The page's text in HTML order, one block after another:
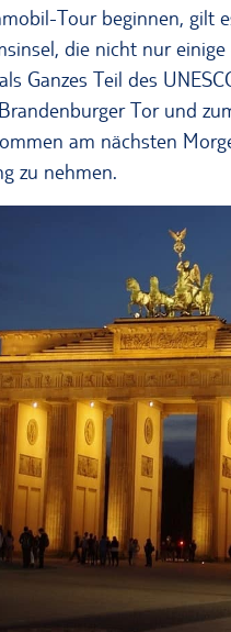
Tour beginnen, gilt
die nicht nur
Ganzes Teil des
Tor und
am nächsten
zu nehmen.
Das Brandenburger Tor